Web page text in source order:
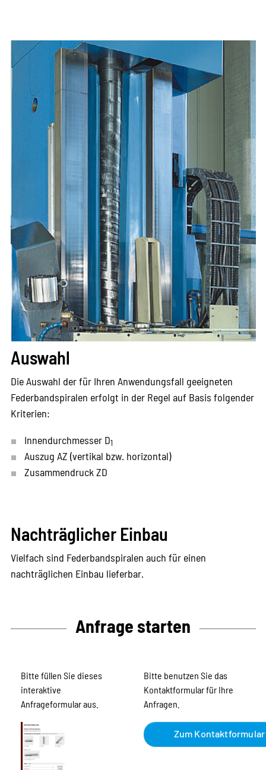
Auswahl
Die Auswahl der für Ihren Anwendungsfall geeigneten
Federbandspiralen erfolgt in der Regel auf Basis folgender
Kriterien:
Innendurchmesser D1
Auszug AZ (vertikal bzw. horizontal)
Zusammendruck ZD
Nachträglicher Einbau
Vielfach sind Federbandspiralen auch für einen
nachträglichen Einbau lieferbar.
Anfrage starten
Bitte füllen Sie dieses
interaktive
Anfrageformular aus.
Bitte benutzen Sie das
Kontaktformular für Ihre
Anfragen.
Zum Kontaktformular